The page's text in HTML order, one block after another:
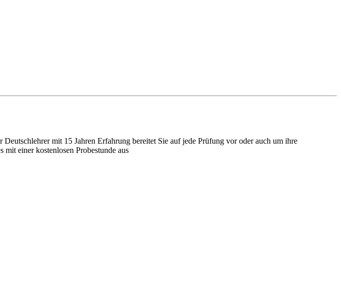
mit 15 Jahren Erfahrung bereitet Sie auf jede Prüfung vor oder auch um ihre
einer kostenlosen Probestunde aus